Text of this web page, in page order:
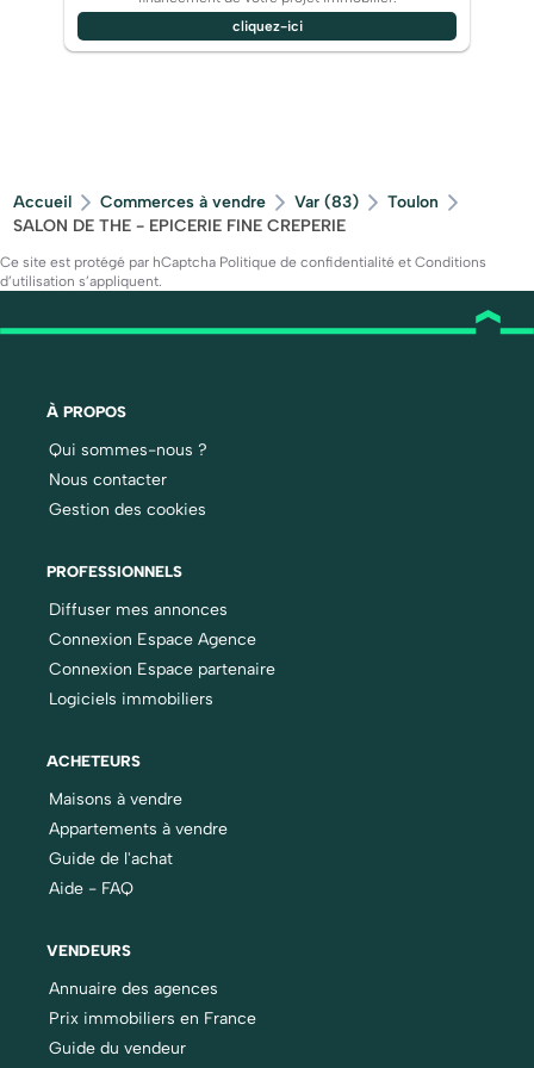
cliquez-ici
Accueil Commerces à vendre Var (83)
Toulon
SALON DE THE - EPICERIE FINE CREPERIE
Ce site est protégé par hCaptcha Politique de confidentialité et Conditions
d’utilisation s’appliquent.
À PROPOS
Qui sommes-nous ?
Nous contacter
Gestion des cookies
PROFESSIONNELS
Diffuser mes annonces
Connexion Espace Agence
Connexion Espace partenaire
Logiciels immobiliers
ACHETEURS
Maisons à vendre
Appartements à vendre
Guide de l'achat
Aide - FAQ
VENDEURS
Annuaire des agences
Prix immobiliers en France
Guide du vendeur